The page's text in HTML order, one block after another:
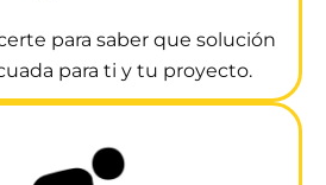
para saber que solución
para ti y tu proyecto.